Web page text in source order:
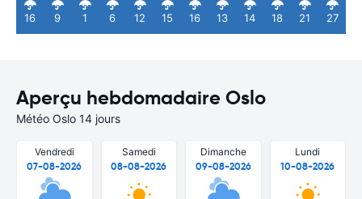
16 9 1 6 12 15 16 13 14 18 21 27
Aperçu hebdomadaire Oslo
Météo Oslo 14 jours
Vendredi
07-08-2026
Samedi
08-08-2026
Dimanche
09-08-2026
Lundi
10-08-2026